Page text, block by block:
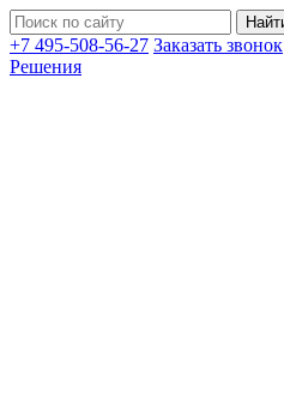
+7 495-508-56-27 Заказать звонок
Решения